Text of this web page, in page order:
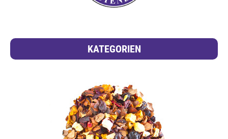
KATEGORIEN